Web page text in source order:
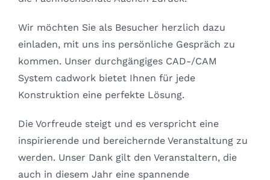
Wir möchten Sie als Besucher herzlich dazu
einladen, mit uns ins persönliche Gespräch zu
kommen. Unser durchgängiges CAD-/CAM
System cadwork bietet Ihnen für jede
Konstruktion eine perfekte Lösung.
Die Vorfreude steigt und es verspricht eine
inspirierende und bereichernde Veranstaltung zu
werden. Unser Dank gilt den Veranstaltern, die
auch in diesem Jahr eine spannende